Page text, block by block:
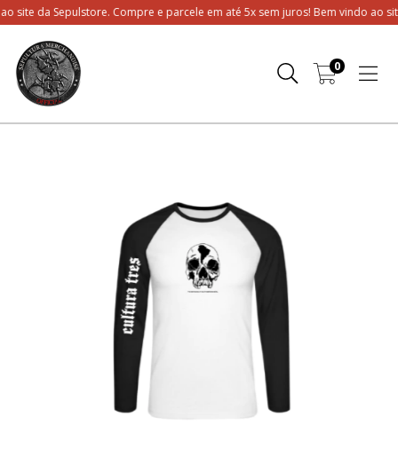
Compre e parcele em até 5x sem juros! Bem vindo ao site da
0